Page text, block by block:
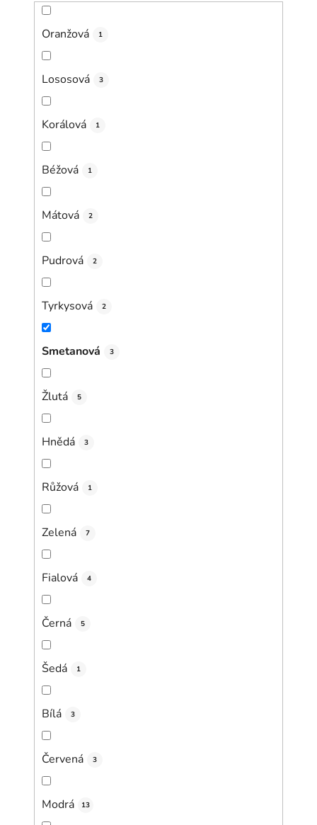
Oranžová 1
Lososová 3
Korálová 1
Béžová 1
Mátová 2
Pudrová 2
Tyrkysová 2
Smetanová 3
Žlutá 5
Hnědá 3
Růžová 1
Zelená 7
Fialová 4
Černá 5
Šedá 1
Bílá 3
Červená 3
Modrá 13